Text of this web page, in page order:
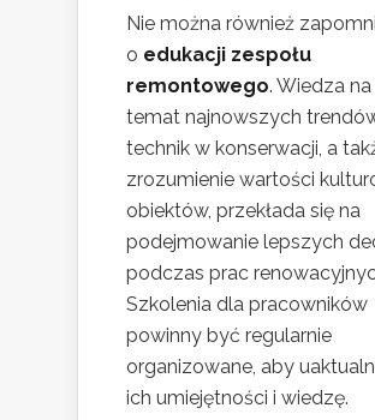
Nie można również
o edukacji zespołu
remontowego. Wiedza na
temat najnowszych
technik w konserwacji, a
zrozumienie wartości
obiektów, przekłada się na
podejmowanie lepszych
podczas prac
Szkolenia dla pracowników
powinny być regularnie
organizowane, aby
ich umiejętności i wiedzę.